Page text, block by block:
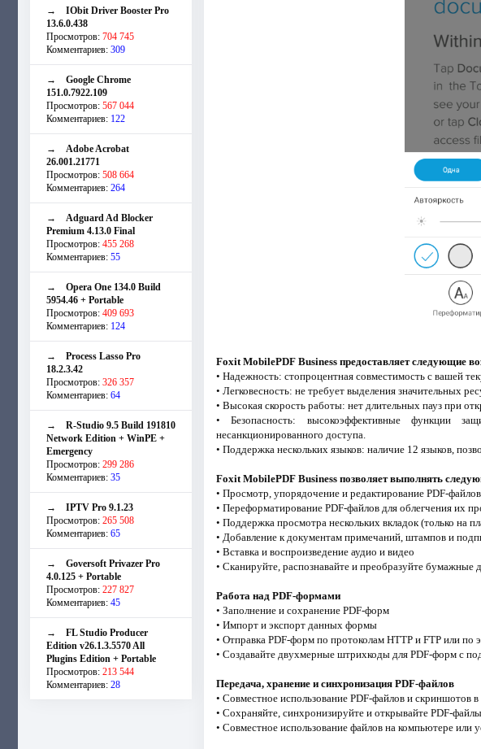
→ IObit Driver Booster Pro
13.6.0.438
Просмотров: 704 745
Комментариев: 309
→ Google Chrome
151.0.7922.109
Просмотров: 567 044
Комментариев: 122
→ Adobe Acrobat
26.001.21771
Просмотров: 508 664
Комментариев: 264
→ Adguard Ad Blocker
Premium 4.13.0 Final
Просмотров: 455 268
Комментариев: 55
→ Opera One 134.0 Build
5954.46 + Portable
Просмотров: 409 693
Комментариев: 124
→ Process Lasso Pro
18.2.3.42
Просмотров: 326 357
Комментариев: 64
→ R-Studio 9.5 Build 191810
Network Edition + WinPE +
Emergency
Просмотров: 299 286
Комментариев: 35
→ IPTV Pro 9.1.23
Просмотров: 265 508
Комментариев: 65
→ Goversoft Privazer Pro
4.0.125 + Portable
Просмотров: 227 827
Комментариев: 45
→ FL Studio Producer
Edition v26.1.3.5570 All
Plugins Edition + Portable
Просмотров: 213 544
Комментариев: 28
Foxit MobilePDF Business предоставляет следующие
• Надежность: стопроцентная совместимость с вашей
• Легковесность: не требует выделения значительных
• Высокая скорость работы: нет длительных пауз при
• Безопасность: высокоэффективные функции
несанкционированного доступа.
• Поддержка нескольких языков: наличие 12 языков,
Foxit MobilePDF Business позволяет выполнять
• Просмотр, упорядочение и редактирование PDF-файлов
• Переформатирование PDF-файлов для облегчения их
• Поддержка просмотра нескольких вкладок (только на
• Добавление к документам примечаний, штампов и
• Вставка и воспроизведение аудио и видео
• Сканируйте, распознавайте и преобразуйте бумажные
Работа над PDF-формами
• Заполнение и сохранение PDF-форм
• Импорт и экспорт данных формы
• Отправка PDF-форм по протоколам HTTP и FTP или по
• Создавайте двухмерные штрихкоды для PDF-форм с
Передача, хранение и синхронизация PDF-файлов
• Совместное использование PDF-файлов и скриншотов
• Сохраняйте, синхронизируйте и открывайте PDF-
• Совместное использование файлов на компьютере или